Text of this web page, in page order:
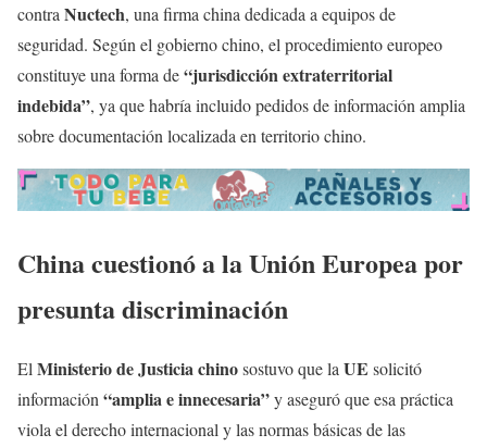
contra Nuctech, una firma china dedicada a equipos de
seguridad. Según el gobierno chino, el procedimiento europeo
constituye una forma de“jurisdicción extraterritorial
indebida”, ya que habría incluido pedidos de información amplia
sobre documentación localizada en territorio chino.
China cuestionó a la Unión Europea por
presunta discriminación
ElMinisterio de Justicia chinosostuvo que laUE solicitó
información“amplia e innecesaria”y aseguró que esa práctica
viola el derecho internacional y las normas básicas de las